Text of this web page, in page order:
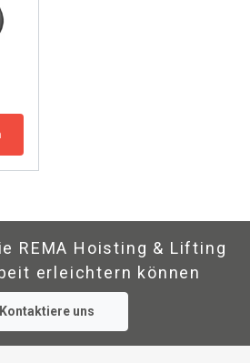
REMA Hoisting & Lifting
erleichtern können
Kontaktiere uns
ABLEHNEN